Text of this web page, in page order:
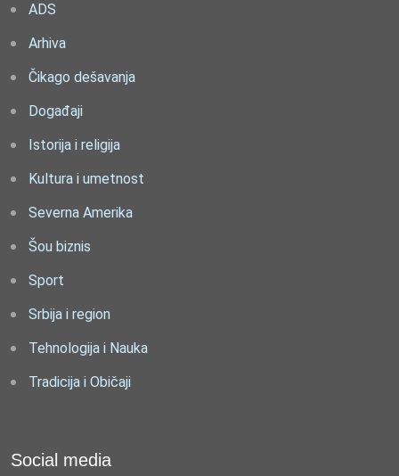
ADS
Arhiva
Čikago dešavanja
Događaji
Istorija i religija
Kultura i umetnost
Severna Amerika
Šou biznis
Sport
Srbija i region
Tehnologija i Nauka
Tradicija i Običaji
Social media